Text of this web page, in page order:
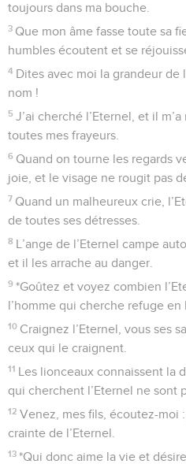
toujours dans ma bouche.
3 Que mon âme fasse toute sa
humbles écoutent et se
4 Dites avec moi la grandeur de
nom !
5 J’ai cherché l’Eternel, et il
toutes mes frayeurs.
6 Quand on tourne les regards
joie, et le visage ne rougit pas
7 Quand un malheureux crie,
de toutes ses détresses.
8 L’ange de l’Eternel campe
et il les arrache au danger.
9 *Goûtez et voyez combien
l’homme qui cherche refuge en
10 Craignez l’Eternel, vous ses
ceux qui le craignent.
11 Les lionceaux connaissent la
qui cherchent l’Eternel ne sont
12 Venez, mes fils, écoutez-moi
crainte de l’Eternel.
13 *Qui donc aime la vie et